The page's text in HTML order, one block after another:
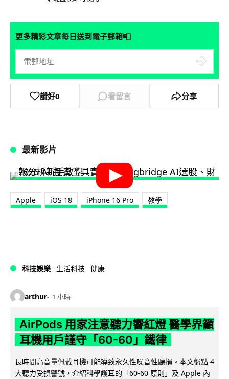
更多精彩文章每日送到電子郵箱📮
讚好0 看留言 分享
最新影片
Apple iOS 18 iPhone 16 Pro 教學
科技娛樂 生活科技 健康
arthur 1 小時
AirPods 用家注意聽力響紅燈 醫學界籲
耳機用戶謹守「60-60」鐵律
長時間高音量佩戴耳機可能導致永久性噪音性聽損。本文盤點 4
大聽力受損警號，介紹科學護耳的「60-60 原則」及 Apple 內